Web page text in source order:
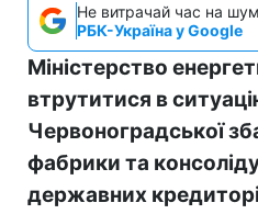
Не витрачай час на
РБК-Україна у Google
Міністерство
втрутитися в
Червоноградської
фабрики та
державних